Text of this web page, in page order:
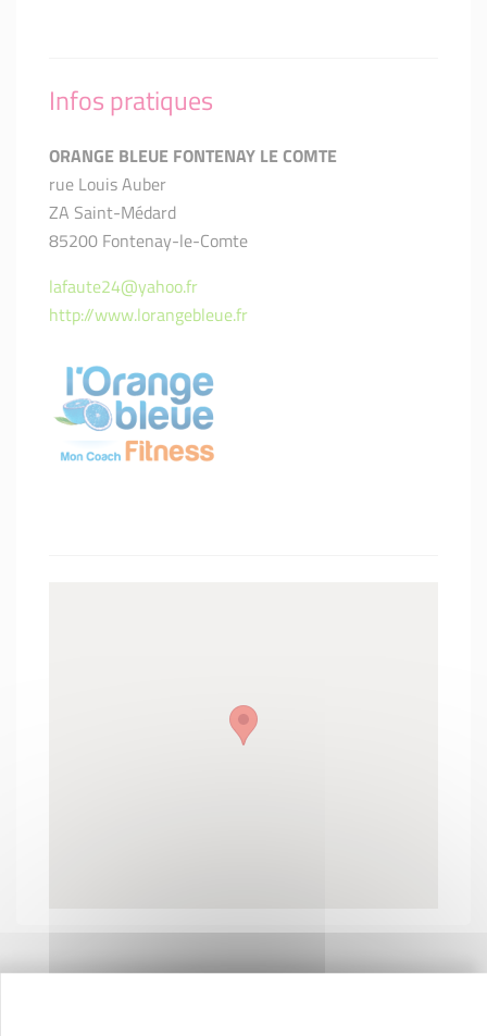
Infos pratiques
ORANGE BLEUE FONTENAY LE COMTE
rue Louis Auber
ZA Saint-Médard
85200 Fontenay-le-Comte
lafaute24@yahoo.fr
http://www.lorangebleue.fr